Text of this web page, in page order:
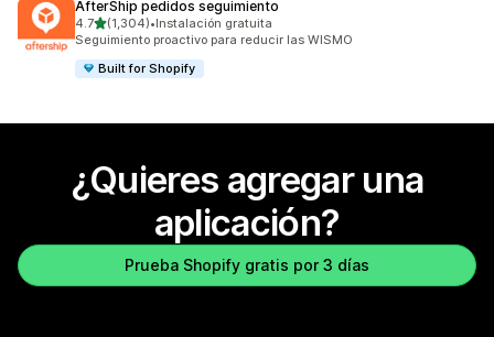
AfterShip pedidos seguimiento
4.7de 5 estrellas
(1,304)
1304 reseñas en total
•Instalación gratuita
Seguimiento proactivo para reducir las WISMO
Built for Shopify
¿Quieres agregar una
aplicación?
Prueba Shopify gratis por 3 días